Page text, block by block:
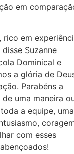
em
rico em
Suzanne
Dominical e
a glória de
Parabéns a
uma maneira
a equipe, uma
com esses